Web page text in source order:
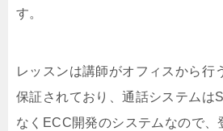
す。
レッスンは講師がオフィスから行
保証されており、通話システムは
なくECC開発のシステムなので、